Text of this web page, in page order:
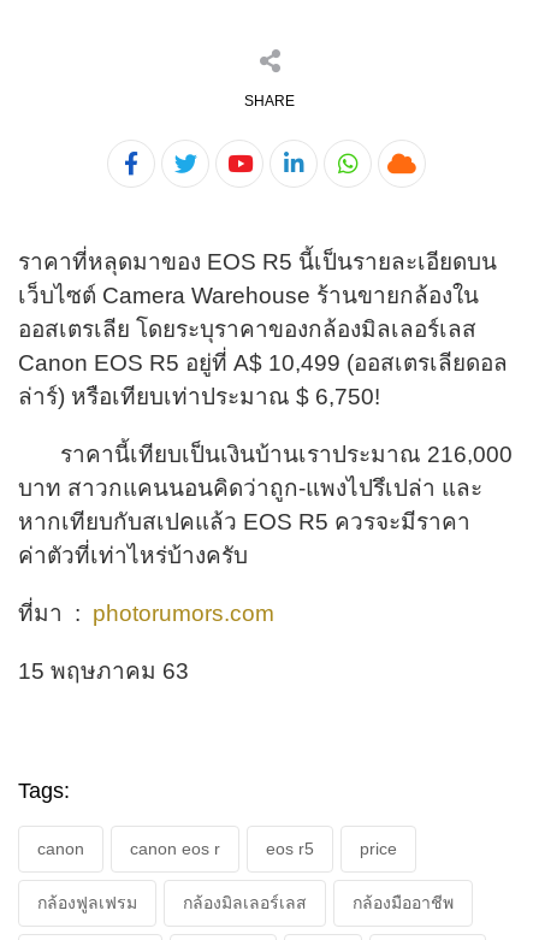
SHARE
YoutubeLinkedInWhatsapp
Cloud
ราคาที่หลุดมาของ EOS R5 นี้เป็นรายละเอียดบน
เว็บไซต์ Camera Warehouse ร้านขายกล้องใน
ออสเตรเลีย โดยระบุราคาของกล้องมิลเลอร์เลส
Canon EOS R5 อยู่ที่ A$ 10,499 (ออสเตรเลียดอล
ล่าร์)​ หรือเทียบเท่าประมาณ $ 6,750!
ราคานี้เทียบเป็นเงินบ้านเราประมาณ 216,000
บาท สาวกแคนนอนคิดว่าถูก-แพงไปรึเปล่า และ
หากเทียบกับสเปคแล้ว EOS R5 ควรจะมีราคา
ค่าตัวที่เท่าไหร่บ้างครับ
ที่มา : photorumors.com
15 พฤษภาคม 63
Tags:
canon canon eos r eos r5 price
กล้องฟูลเฟรม กล้องมิลเลอร์เลส กล้องมืออาชีพ